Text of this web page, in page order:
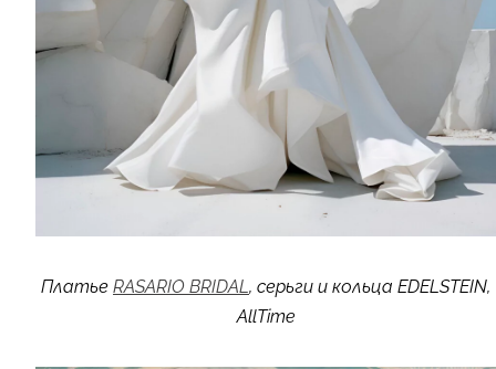
Платье RASARIO BRIDAL, серьги и кольца EDELSTEIN,
AllTime